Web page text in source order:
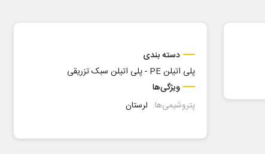
دسته بندی
پلی اتیلن PE
-پلی اتیلن سبک تزریقی
ویژگی‌ها
پتروشیمی‌ها: لرستان